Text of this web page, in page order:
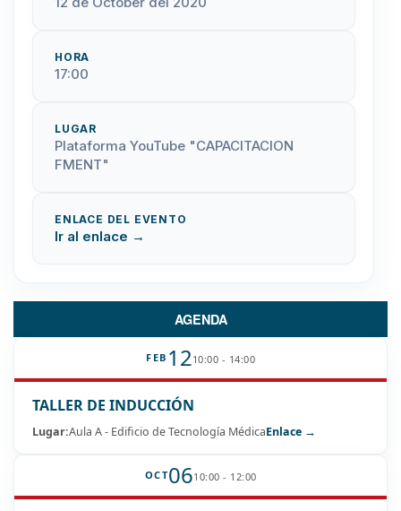
HORA
17:00
LUGAR
Plataforma YouTube "CAPACITACION
FMENT"
ENLACE DEL EVENTO
Ir al enlace →
AGENDA
FEB 1210:00 - 14:00
TALLER DE INDUCCIÓN
Lugar:Aula A - Edificio de Tecnología MédicaEnlace →
OCT0610:00 - 12:00